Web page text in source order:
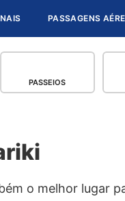
PASSAGENS
PASSEIOS
o melhor lugar